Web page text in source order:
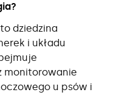
dziedzina
i układu
monitorowanie
u psów i